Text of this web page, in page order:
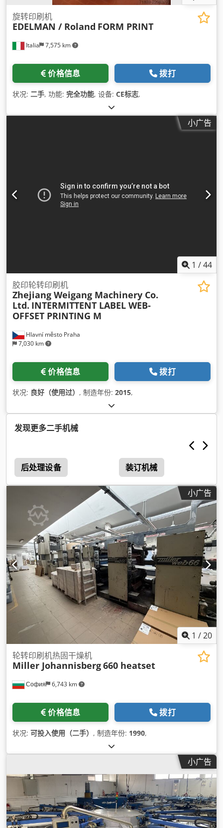
Italia 7,575 km
旋转印刷机
EDELMAN / Roland FORM PRINT
价格信息 拨打
状况: 二手, 功能: 完全功能, 设备: CE标志,
小广告
1 /44
Hlavní město Praha
7,030 km
胶印轮转印刷机
Zhejiang Weigang Machinery Co.
Ltd. INTERMITTENT LABEL WEB-
OFFSET PRINTING M
价格信息 拨打
状况: 良好（使用过） , 制造年份: 2015,
发现更多二手机械
后处理设备 装订机械
小广告
1 /20
София 6,743 km
轮转印刷机热固干燥机
Miller Johannisberg660 heatset
价格信息 拨打
状况: 可投入使用（二手） , 制造年份: 1990,
小广告